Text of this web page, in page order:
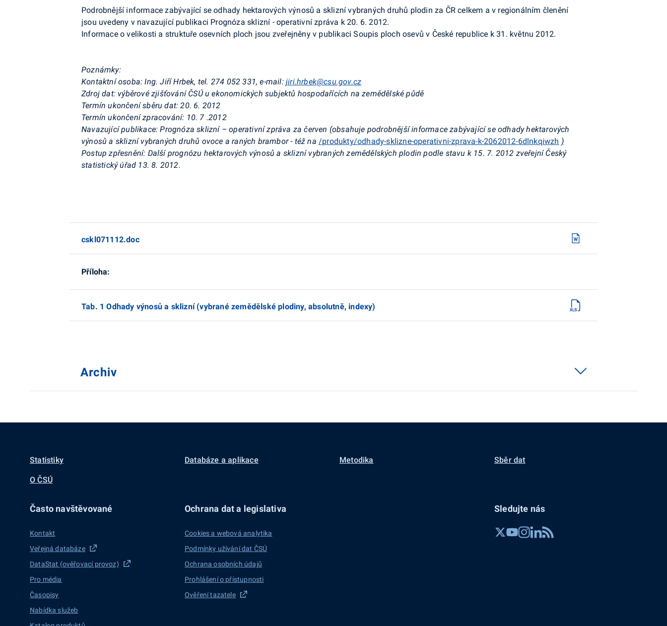
Podrobnější informace zabývající se odhady hektarových výnosů a sklizní vybraných druhů plodin za ČR celkem a v regionálním členění
jsou uvedeny v navazující publikaci Prognóza sklizní - operativní zpráva k 20. 6. 2012.
Informace o velikosti a struktuře osevních ploch jsou zveřejněny v publikaci Soupis ploch osevů v České republice k 31. květnu 2012.
Poznámky:
Kontaktní osoba: Ing. Jiří Hrbek, tel. 274 052 331, e-mail: jiri.hrbek@csu.gov.cz
Zdroj dat: výběrové zjišťování ČSÚ u ekonomických subjektů hospodařících na zemědělské půdě
Termín ukončení sběru dat: 20. 6. 2012
Termín ukončení zpracování: 10. 7 .2012
Navazující publikace: Prognóza sklizní – operativní zpráva za červen (obsahuje podrobnější informace zabývající se odhady hektarových
výnosů a sklizní vybraných druhů ovoce a raných brambor - též na /produkty/odhady-sklizne-operativni-zprava-k-2062012-6dlnkqiwzh )
Postup zpřesnění: Další prognózu hektarových výnosů a sklizní vybraných zemědělských plodin podle stavu k 15. 7. 2012 zveřejní Český
statistický úřad 13. 8. 2012.
cskl071112.doc
Příloha:
Tab. 1 Odhady výnosů a sklizní (vybrané zemědělské plodiny, absolutně, indexy)
Archiv
Statistiky Databáze a aplikace Metodika Sběr dat
O ČSÚ
Často navštěvované
Kontakt
Veřejná databáze
DataStat (ověřovací provoz)
Pro média
Časopisy
Nabídka služeb
Ochrana dat a legislativa
Cookies a webová analytika
Podmínky užívání dat ČSÚ
Ochrana osobních údajů
Prohlášení o přístupnosti
Ověření tazatele
Sledujte nás